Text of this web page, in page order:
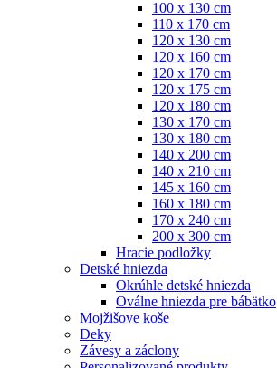
100 x 130 cm
110 x 170 cm
120 x 130 cm
120 x 160 cm
120 x 170 cm
120 x 175 cm
120 x 180 cm
130 x 170 cm
130 x 180 cm
140 x 200 cm
140 x 210 cm
145 x 160 cm
160 x 180 cm
170 x 240 cm
200 x 300 cm
Hracie podložky
Detské hniezda
Okrúhle detské hniezda
Oválne hniezda pre bábätko
Mojžišove koše
Deky
Závesy a záclony